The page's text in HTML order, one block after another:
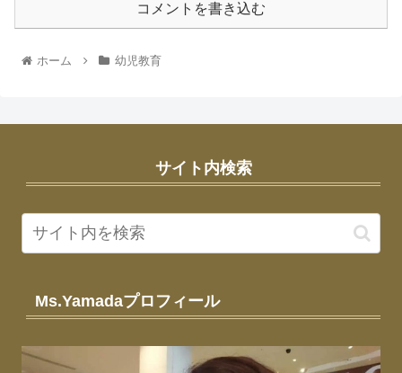
コメントを書き込む
ホーム 幼児教育
サイト内検索
Ms.Yamadaプロフィール